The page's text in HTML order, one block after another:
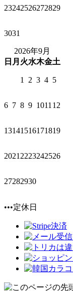
23242526272829
3031
2026年9月
日 月 火水木金土
1 2 3 4 5
6 7 8 9 1011 12
13141516171819
2021 2223242526
27282930
•••定休日